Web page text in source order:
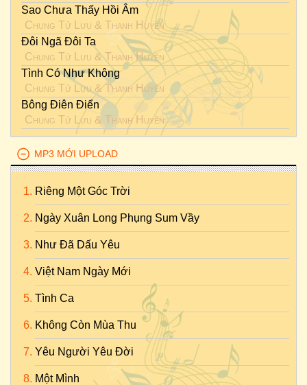
Sao Chưa Thấy Hồi Âm
Chung Tử Lưu & Thanh Huyền
Đôi Ngã Đôi Ta
Chung Tử Lưu &Thanh Huyền
Tình Có Như Không
Chung Tử Lưu&Thanh Huyền
Bông Điên Điển
Chung Tử Lưu & Thanh Huyền
MP3 MỚI UPLOAD
Riêng Một Góc Trời
Ngày Xuân Long Phụng Sum Vầy
Như Đã Dấu Yêu
Việt Nam Ngày Mới
Tình Ca
Không Còn Mùa Thu
Yêu Người Yêu Đời
Một Mình